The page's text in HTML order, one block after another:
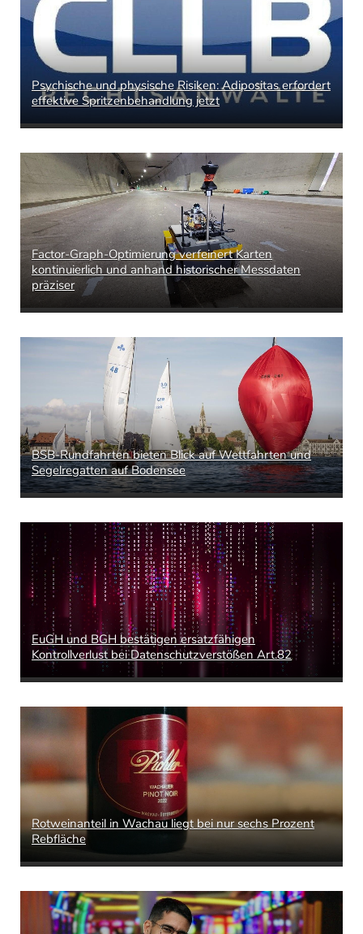
Psychische und physische Risiken: Adipositas erfordert
effektive Spritzenbehandlung jetzt
Factor-Graph-Optimierung verfeinert Karten
kontinuierlich und anhand historischer Messdaten
präziser
BSB-Rundfahrten bieten Blick auf Wettfahrten und
Segelregatten auf Bodensee
EuGH und BGH bestätigen ersatzfähigen
Kontrollverlust bei Datenschutzverstößen Art.82
Rotweinanteil in Wachau liegt bei nur sechs Prozent
Rebfläche